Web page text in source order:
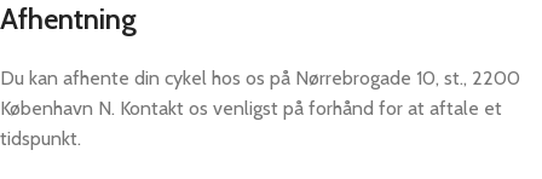
Afhentning
Du kan afhente din cykel hos os på Nørrebrogade 10, st., 2200
København N. Kontakt os venligst på forhånd for at aftale et
tidspunkt.